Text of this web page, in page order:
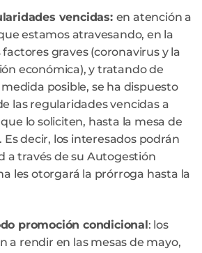
vencidas: en atención a
estamos atravesando, en la
graves (coronavirus y la
económica), y tratando de
posible, se ha dispuesto
las regularidades vencidas a
lo soliciten, hasta la mesa de
Es decir, los interesados podrán
a través de su Autogestión
les otorgará la prórroga hasta la
promoción condicional: los
a rendir en las mesas de mayo,